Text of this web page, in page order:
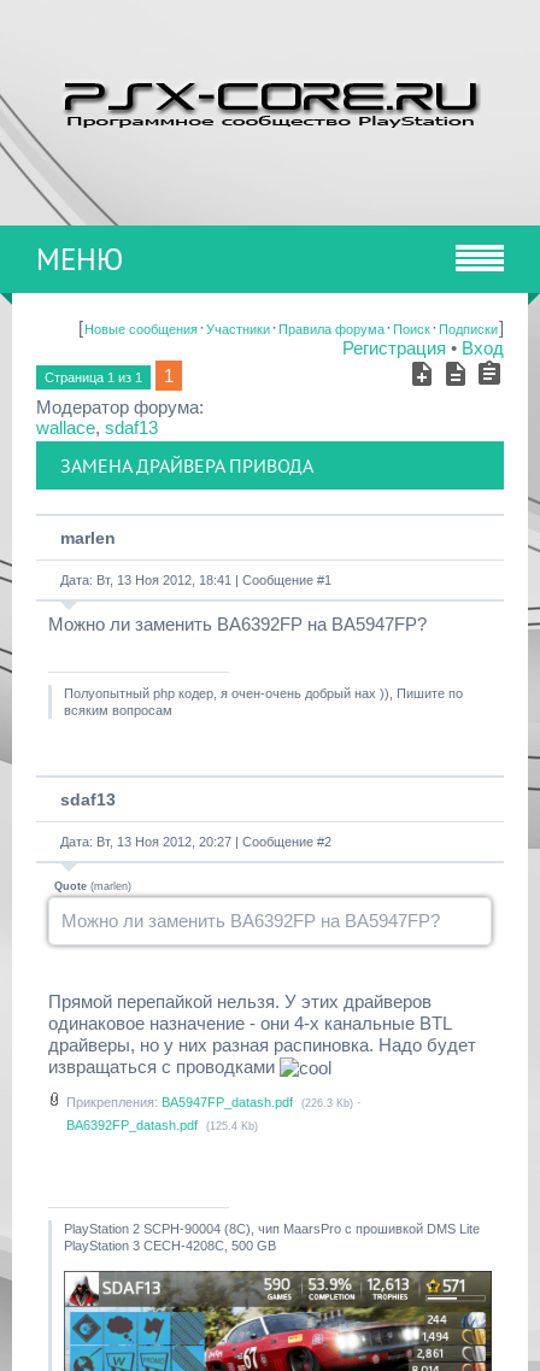
МЕНЮ
[Новые сообщения·Участники·Правила форума·Поиск·Подписки]
Регистрация • Вход
Страница 1 из 1
1
Модератор форума:
wallace, sdaf13
ЗАМЕНА ДРАЙВЕРА ПРИВОДА
marlen
Дата: Вт, 13 Ноя 2012, 18:41 | Сообщение #1
Можно ли заменить BA6392FP на BA5947FP?
Полуопытный php кодер, я очен-очень добрый нах )), Пишите по
всяким вопросам
sdaf13
Дата: Вт, 13 Ноя 2012, 20:27 | Сообщение #2
Quote (marlen)
Можно ли заменить BA6392FP на BA5947FP?
Прямой перепайкой нельзя. У этих драйверов
одинаковое назначение - они 4-х канальные BTL
драйверы, но у них разная распиновка. Надо будет
извращаться с проводками
Прикрепления: BA5947FP_datash.pdf (226.3 Kb) ·
BA6392FP_datash.pdf
(125.4 Kb)
PlayStation 2 SCPH-90004 (8С), чип MaarsPro с прошивкой DMS Lite
PlayStation 3 CECH-4208C, 500 GB